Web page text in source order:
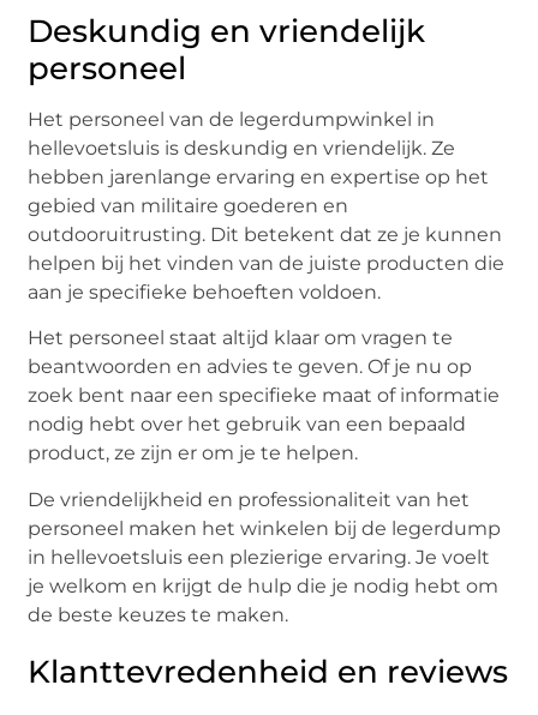
Deskundig en vriendelijk
personeel
Het personeel van de legerdumpwinkel in
hellevoetsluis is deskundig en vriendelijk. Ze
hebben jarenlange ervaring en expertise op het
gebied van militaire goederen en
outdooruitrusting. Dit betekent dat ze je kunnen
helpen bij het vinden van de juiste producten die
aan je specifieke behoeften voldoen.
Het personeel staat altijd klaar om vragen te
beantwoorden en advies te geven. Of je nu op
zoek bent naar een specifieke maat of informatie
nodig hebt over het gebruik van een bepaald
product, ze zijn er om je te helpen.
De vriendelijkheid en professionaliteit van het
personeel maken het winkelen bij de legerdump
in hellevoetsluis een plezierige ervaring. Je voelt
je welkom en krijgt de hulp die je nodig hebt om
de beste keuzes te maken.
Klanttevredenheid en reviews